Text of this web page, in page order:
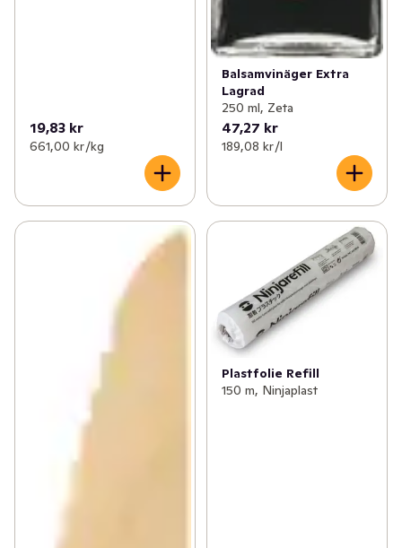
19,83 kr
661,00 kr /kg
Balsamvinäger Extra
Lagrad
250 ml, Zeta
47,27 kr
189,08 kr /l
Plastfolie Refill
150 m, Ninjaplast